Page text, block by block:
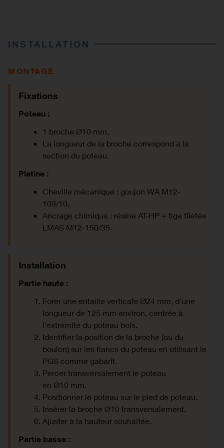
INSTALLATION
MONTAGE
Fixations
Poteau :
1 broche Ø10 mm,
La longueur de la broche correspond à la
section du poteau.
Platine :
Cheville mécanique : goujon WA M12-
109/10,
Ancrage chimique : résine AT-HP + tige filetée
LMAS M12-150/35.
Installation
Partie haute :
Forer une entaille verticale Ø24 mm, d'une
longueur de 125 mm environ, centrée à
l'extrémité du poteau bois.
Identifier la position de la broche (ou du
boulon) sur les flancs du poteau en utilisant le
PGS comme gabarit.
Percer transversalement le poteau
en Ø10 mm.
Positionner le poteau sur le pied de poteau.
Insérer la broche Ø10 transversalement.
Ajuster à la hauteur souhaitée.
Partie basse :